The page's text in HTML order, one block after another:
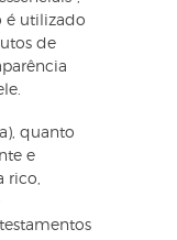
é utilizado
de
quanto
e
rico,